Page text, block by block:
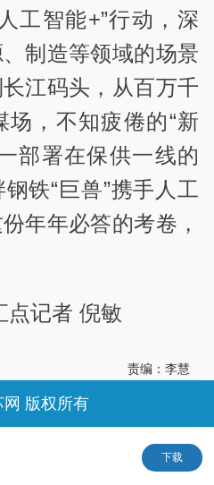
工智能+”行动，深
制造等领域的场景
江码头，从百万千
，不知疲倦的“新
部署在保供一线的
铁“巨兽”携手人工
年年必答的考卷，
点记者 倪敏
责编：李慧
下载
网 版权所有